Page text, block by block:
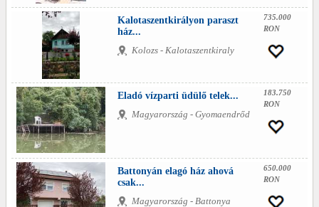
Kalotaszentkirályon paraszt
ház...
Kolozs - Kalotaszentkiraly
735.000
RON
Eladó vízparti üdülő telek...
Magyarország - Gyomaendrőd
183.750
RON
Battonyán elagó ház ahová
csak...
Magyarország - Battonya
650.000
RON